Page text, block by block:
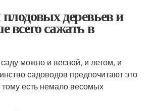
деревьев и
всего сажать в
можно и весной, и летом, и
садоводов предпочитают это
тому есть немало весомых